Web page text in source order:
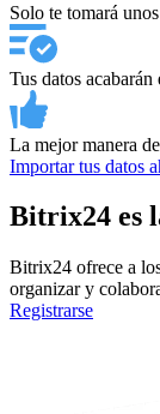
Solo te tomará
Tus datos
La mejor manera
Importar tus datos
Bitrix24 es
Bitrix24 ofrece a
organizar y
Registrarse